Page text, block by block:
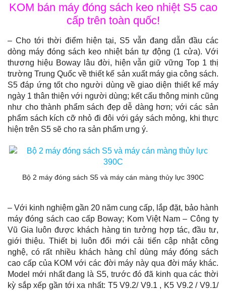
KOM bán máy đóng sách keo nhiệt S5 cao
cấp trên toàn quốc!
– Cho tới thời điểm hiện tại, S5 vẫn đang dẫn đầu các
dòng máy đóng sách keo nhiệt bán tự động (1 cửa). Với
thương hiệu Boway lâu đời, hiện vẫn giữ vững Top 1 thị
trường Trung Quốc về thiết kế sản xuất máy gia công sách.
S5 đáp ứng tốt cho người dùng về giao diện thiết kế máy
ngày 1 thân thiện với người dùng; kết cấu thông minh cũng
như cho thành phẩm sách đẹp dễ dàng hơn; với các sản
phẩm sách kích cỡ nhỏ đi đôi với gáy sách mỏng, khi thực
hiện trên S5 sẽ cho ra sản phẩm ưng ý.
Bộ 2 máy đóng sách S5 và máy cán màng thủy lực 390C
– Với kinh nghiệm gần 20 năm cung cấp, lắp đặt, bảo hành
máy đóng sách cao cấp Boway; Kom Việt Nam – Công ty
Vũ Gia luôn được khách hàng tin tưởng hợp tác, đầu tư,
giới thiệu. Thiết bị luôn đổi mới cải tiến cập nhật công
nghệ, có rất nhiều khách hàng chỉ dùng máy đóng sách
cao cấp của KOM với các đời máy này qua đời máy khác.
Model mới nhất đang là S5, trước đó đã kinh qua các thời
kỳ sắp xếp gần tới xa nhất: T5 V9.2/ V9.1 , K5 V9.2 / V9.1/